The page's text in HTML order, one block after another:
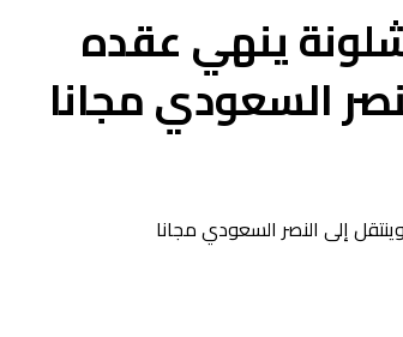
ينهي عقده
السعودي مجانا